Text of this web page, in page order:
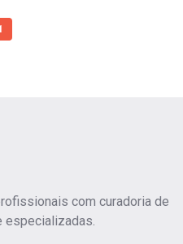
com curadoria de
especializadas.